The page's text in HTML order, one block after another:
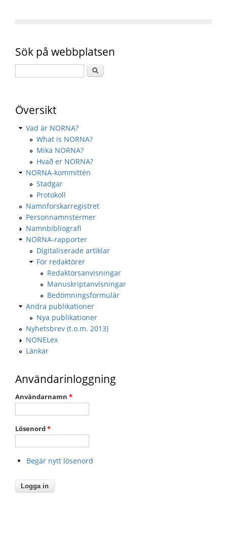
Sök på webbplatsen
Översikt
Vad är NORNA?
What is NORNA?
Mikä NORNA?
Hvað er NORNA?
NORNA-kommittén
Stadgar
Protokoll
Namnforskarregistret
Personnamnstermer
Namnbibliografi
NORNA-rapporter
Digitaliserade artiklar
För redaktörer
Redaktörsanvisningar
Manuskriptanvisningar
Bedömningsformulär
Andra publikationer
Nya publikationer
Nyhetsbrev (t.o.m. 2013)
NONELex
Länkar
Användarinloggning
Användarnamn *
Lösenord*
Begär nytt lösenord